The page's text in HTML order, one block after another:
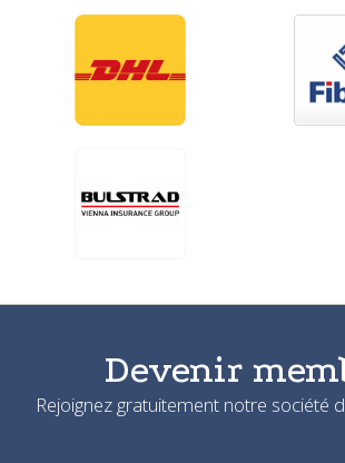
Devenir
Rejoignez gratuitement notre société